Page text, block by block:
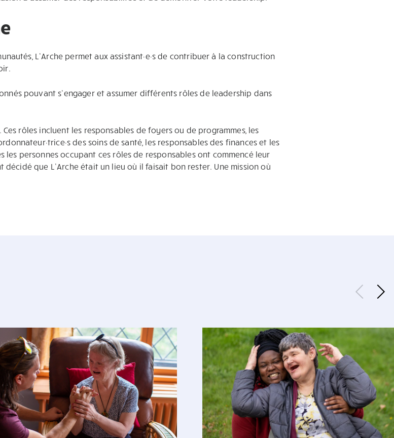
L’Arche permet aux assistant·e·s de contribuer à la construction
pouvant s’engager et assumer différents rôles de leadership dans
Ces rôles incluent les responsables de foyers ou de programmes, les
des soins de santé, les responsables des finances et les
les personnes occupant ces rôles de responsables ont commencé leur
décidé que L’Arche était un lieu où il faisait bon rester. Une mission où